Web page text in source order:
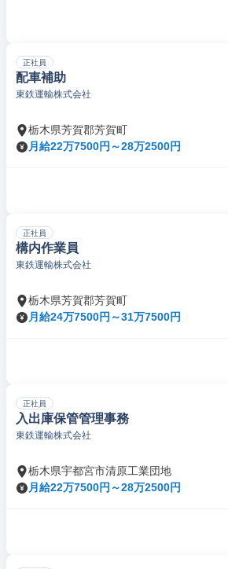
正社員
配車補助
東鉄運輸株式会社
栃木県芳賀郡芳賀町
月給22万7500円～28万2500円
正社員
構内作業員
東鉄運輸株式会社
栃木県芳賀郡芳賀町
月給24万7500円～31万7500円
正社員
入出庫保管管理事務
東鉄運輸株式会社
栃木県宇都宮市清原工業団地
月給22万7500円～28万2500円